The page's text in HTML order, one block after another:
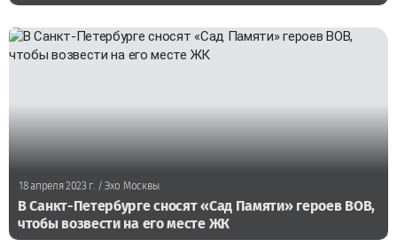
18 апреля 2023 г./ Эхо Москвы
В Санкт-Петербурге сносят «Сад Памяти» героев ВОВ,
чтобы возвести на его месте ЖК